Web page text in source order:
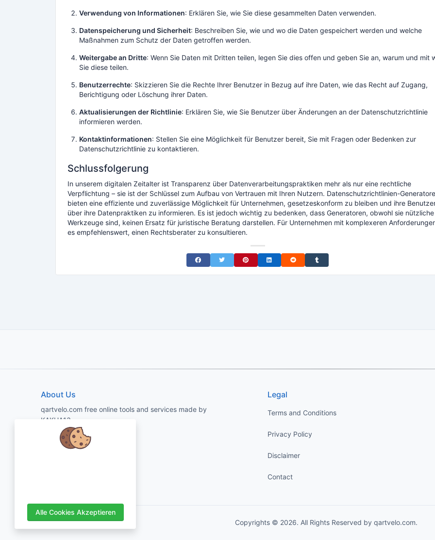
Verwendung von Informationen: Erklären Sie, wie Sie diese gesammelten Daten verwenden.
Datenspeicherung und Sicherheit: Beschreiben Sie, wie und wo die Daten gespeichert werden und welche
Maßnahmen zum Schutz der Daten getroffen werden.
Weitergabe an Dritte: Wenn Sie Daten mit Dritten teilen, legen Sie dies offen und geben Sie an, warum und mit
Sie diese teilen.
Benutzerrechte: Skizzieren Sie die Rechte Ihrer Benutzer in Bezug auf ihre Daten, wie das Recht auf Zugang,
Berichtigung oder Löschung ihrer Daten.
Aktualisierungen der Richtlinie: Erklären Sie, wie Sie Benutzer über Änderungen an der Datenschutzrichtlinie
informieren werden.
Kontaktinformationen: Stellen Sie eine Möglichkeit für Benutzer bereit, Sie mit Fragen oder Bedenken zur
Datenschutzrichtlinie zu kontaktieren.
Schlussfolgerung
In unserem digitalen Zeitalter ist Transparenz über Datenverarbeitungspraktiken mehr als nur eine rechtliche
Verpflichtung – sie ist der Schlüssel zum Aufbau von Vertrauen mit Ihren Nutzern. Datenschutzrichtlinien-
bieten eine effiziente und zuverlässige Möglichkeit für Unternehmen, gesetzeskonform zu bleiben und ihre
über ihre Datenpraktiken zu informieren. Es ist jedoch wichtig zu bedenken, dass Generatoren, obwohl sie nützliche
Werkzeuge sind, keinen Ersatz für juristische Beratung darstellen. Für Unternehmen mit komplexeren
es empfehlenswert, einen Rechtsberater zu konsultieren.
Share on Facebook
Share on TwitterShare on Pinterest
Share on LinkedIn
Share on RedditShare on Tumblr
About Us
qartvelo.com free online tools and services made by
KAKHA13
Legal
Terms and Conditions
Privacy Policy
Disclaimer
Contact
Copyrights © 2026. All Rights Reserved by qartvelo.com.
Alle Cookies Akzeptieren